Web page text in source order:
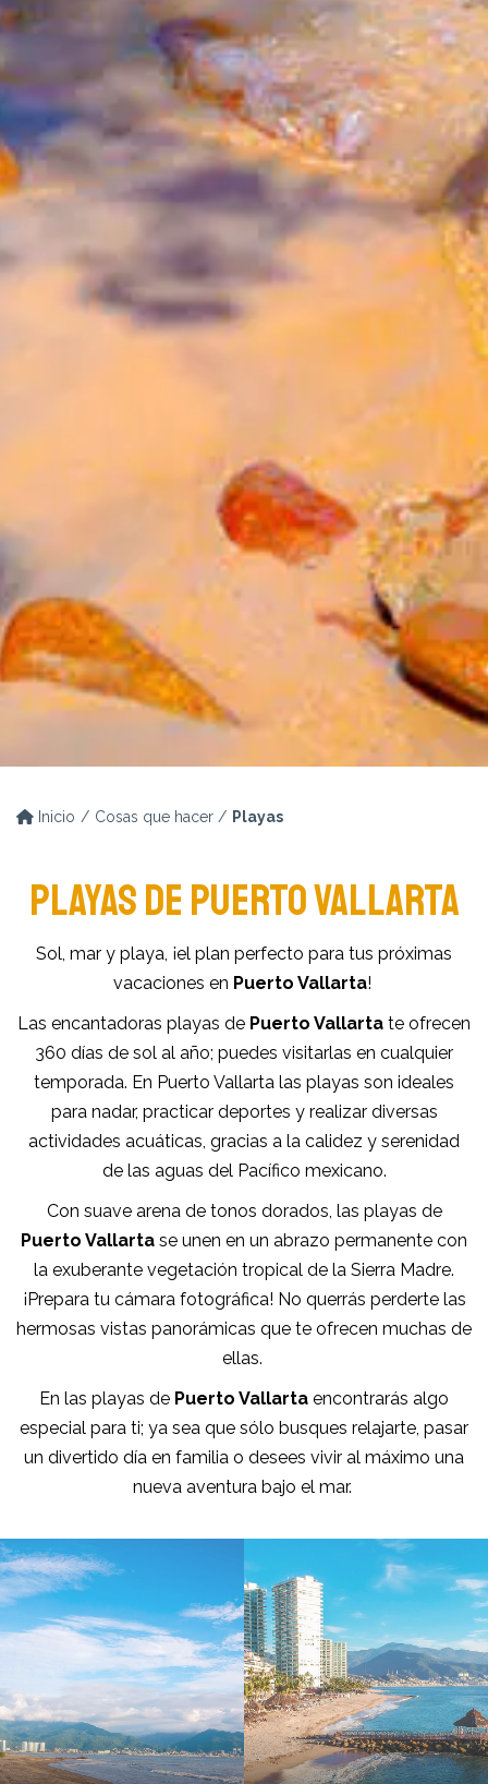
Inicio Cosas que hacer Playas
PLAYAS DE PUERTO VALLARTA
Sol, mar y playa, ¡el plan perfecto para tus próximas
vacaciones en Puerto Vallarta!
Las encantadoras playas de Puerto Vallarta te ofrecen
360 días de sol al año; puedes visitarlas en cualquier
temporada. En Puerto Vallarta las playas son ideales
para nadar, practicar deportes y realizar diversas
actividades acuáticas, gracias a la calidez y serenidad
de las aguas del Pacífico mexicano.
Con suave arena de tonos dorados, las playas de
Puerto Vallarta se unen en un abrazo permanente con
la exuberante vegetación tropical de la Sierra Madre.
¡Prepara tu cámara fotográfica! No querrás perderte las
hermosas vistas panorámicas que te ofrecen muchas de
ellas.
En las playas de Puerto Vallarta encontrarás algo
especial para ti; ya sea que sólo busques relajarte, pasar
un divertido día en familia o desees vivir al máximo una
nueva aventura bajo el mar.